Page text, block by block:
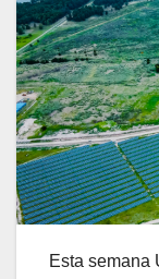
Esta semana